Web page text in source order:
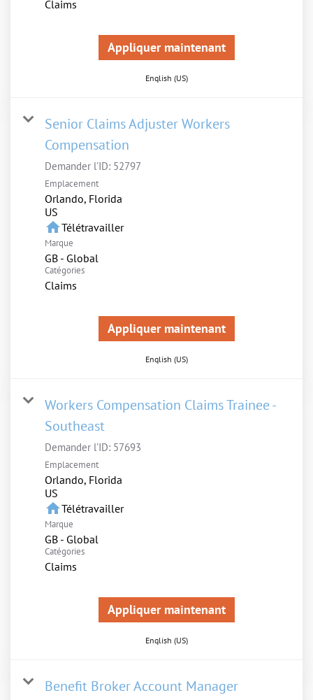
Claims
Appliquer maintenant
English (US)
Senior Claims Adjuster Workers
Compensation
Demander l'ID: 52797
Emplacement
Orlando, Florida
homeTélétravailler
Marque
GB - Global
Catégories
Claims
Appliquer maintenant
English (US)
Workers Compensation Claims Trainee -
Southeast
Demander l'ID: 57693
Emplacement
Orlando, Florida
homeTélétravailler
Marque
GB - Global
Catégories
Claims
Appliquer maintenant
English (US)
Benefit Broker Account Manager